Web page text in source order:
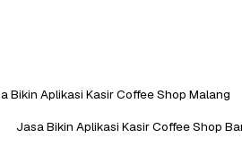
Bikin Aplikasi Kasir Coffee Shop Malang
Jasa Bikin Aplikasi Kasir Coffee Shop